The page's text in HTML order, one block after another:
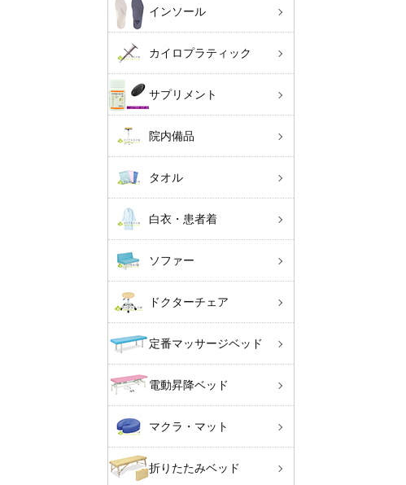
インソール
カイロプラティック
サプリメント
院内備品
タオル
白衣・患者着
ソファー
ドクターチェア
定番マッサージベッド
電動昇降ベッド
マクラ・マット
折りたたみベッド